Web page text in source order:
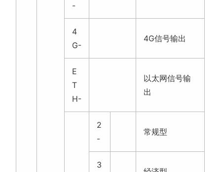
-
4
G-
4G信号输出
E
T
H-
以太网信号输
出
2
-
常规型
3